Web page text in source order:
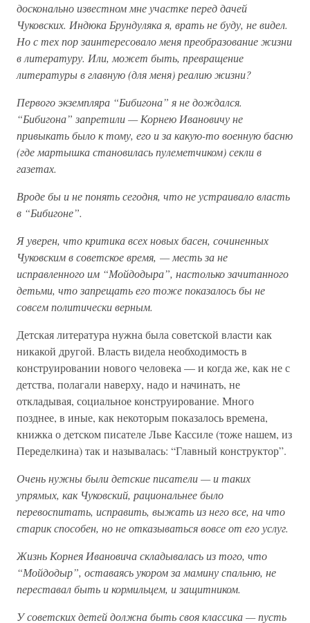
досконально известном мне участке перед дачей
Чуковских. Индюка Брундуляка я, врать не буду, не видел.
Но с тех пор заинтересовало меня преобразование жизни
в литературу. Или, может быть, превращение
литературы в главную (для меня) реалию жизни?
Первого экземпляра “Бибигона” я не дождался.
“Бибигона” запретили — Корнею Ивановичу не
привыкать было к тому, его и за какую-то военную басню
(где мартышка становилась пулеметчиком) секли в
газетах.
Вроде бы и не понять сегодня, что не устраивало власть
в “Бибигоне”.
Я уверен, что критика всех новых басен, сочиненных
Чуковским в советское время, — месть за не
исправленного им “Мойдодыра”, настолько зачитанного
детьми, что запрещать его тоже показалось бы не
совсем политически верным.
Детская литература нужна была советской власти как
никакой другой. Власть видела необходимость в
конструировании нового человека — и когда же, как не с
детства, полагали наверху, надо и начинать, не
откладывая, социальное конструирование. Много
позднее, в иные, как некоторым показалось времена,
книжка о детском писателе Льве Кассиле (тоже нашем, из
Переделкина) так и называлась: “Главный конструктор”.
Очень нужны были детские писатели — и таких
упрямых, как Чуковский, рациональнее было
перевоспитать, исправить, выжать из него все, на что
старик способен, но не отказываться вовсе от его услуг.
Жизнь Корнея Ивановича складывалась из того, что
“Мойдодыр”, оставаясь укором за мамину спальню, не
переставал быть и кормильцем, и защитником.
У советских детей должна быть своя классика — пусть